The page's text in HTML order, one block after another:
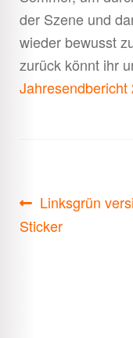
der Szene und
wieder bewusst
zurück könnt ihr
Jahresendbericht
Vorheriger
Beitrag:
Linksgrün
Sticker